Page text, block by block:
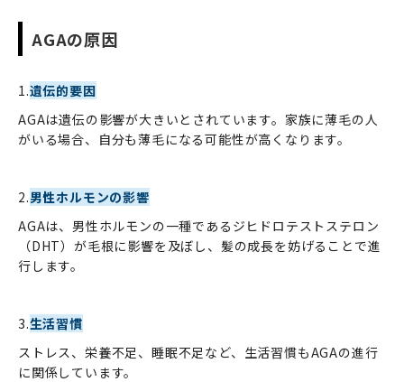
AGAの原因
1.遺伝的要因
AGAは遺伝の影響が大きいとされています。家族に薄毛の人
がいる場合、自分も薄毛になる可能性が高くなります。
2.男性ホルモンの影響
AGAは、男性ホルモンの一種であるジヒドロテストステロン
（DHT）が毛根に影響を及ぼし、髪の成長を妨げることで進
行します。
3.生活習慣
ストレス、栄養不足、睡眠不足など、生活習慣もAGAの進行
に関係しています。